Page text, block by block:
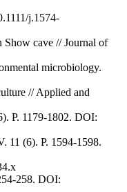
j.1574-
Show cave // Journal of
microbiology.
// Applied and
P. 1179-1802. DOI:
11 (6). Р. 1594-1598.
258. DOI: